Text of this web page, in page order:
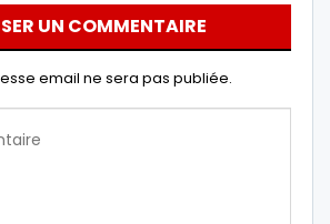
UN COMMENTAIRE
email ne sera pas publiée.